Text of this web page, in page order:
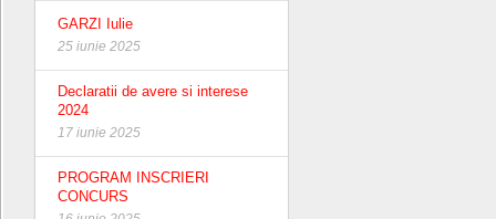
GARZI Iulie
25 iunie 2025
Declaratii de avere si interese
2024
17 iunie 2025
PROGRAM INSCRIERI
CONCURS